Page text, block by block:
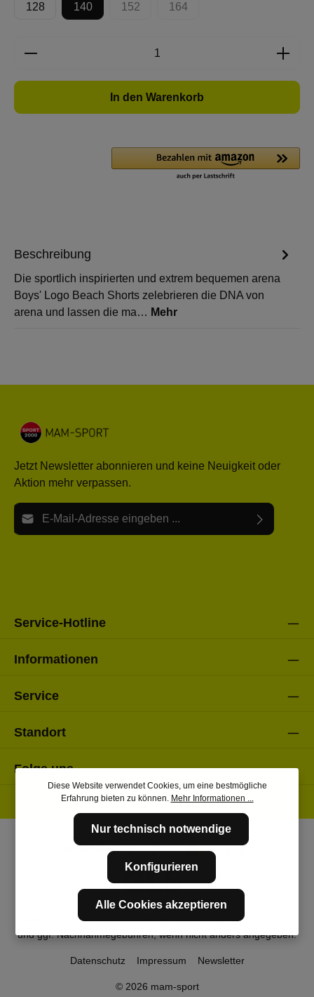
128 140 152
(Diese Option ist zurzeit nicht verfügbar.)
164
(Diese Option ist zurzeit nicht
Produkt Anzahl: Gib den gewünschten
In den Warenkorb
Beschreibung
Die sportlich inspirierten und extrem bequemen arena
Boys' Logo Beach Shorts zelebrieren die DNA von
arena und lassen die ma… Mehr
Jetzt Newsletter abonnieren und keine Neuigkeit oder
Aktion mehr verpassen.
E-Mail-Adresse*
Service-Hotline
Informationen
Service
Standort
Folge uns
* Alle Preise inkl. gesetzl. Mehrwertsteuer zzgl.Versandkosten
und ggf. Nachnahmegebühren, wenn nicht anders angegeben.
© 2026 mam-sport
Datenschutz Impressum Newsletter
Diese Website verwendet Cookies, um eine bestmögliche
Erfahrung bieten zu können. Mehr Informationen ...
Nur technisch notwendige
Konfigurieren
Alle Cookies akzeptieren